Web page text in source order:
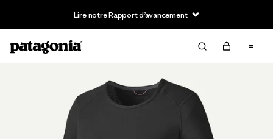
Lire notre Rapport d’avancement